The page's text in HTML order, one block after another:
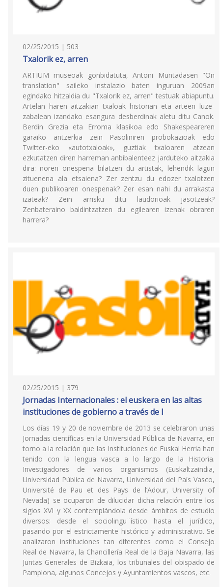
02/25/2015 | 503
Txalorik ez, arren
ARTIUM museoak gonbidatuta, Antoni Muntadasen "On
translation" saileko instalazio baten inguruan 2009an
egindako hitzaldia du "Txalorik ez, arren" testuak abiapuntu.
Artelan haren aitzakian txaloak historian eta arteen luze-
zabalean izandako esangura desberdinak aletu ditu Canok.
Berdin Grezia eta Erroma klasikoa edo Shakespeareren
garaiko antzerkia zein Pasoliniren probokazioak edo
Twitter-eko «autotxaloak», guztiak txaloaren atzean
ezkutatzen diren harreman anbibalenteez jarduteko aitzakia
dira: noren onespena bilatzen du artistak, lehendik lagun
zituenena ala etsaiena? Zer zentzu du edozer txalotzen
duen publikoaren onespenak? Zer esan nahi du arrakasta
izateak? Zein arrisku ditu laudorioak jasotzeak?
Zenbateraino baldintzatzen du egilearen izenak obraren
harrera?
02/25/2015 | 379
Jornadas Internacionales : el euskera en las altas
instituciones de gobierno a través de l
Los días 19 y 20 de noviembre de 2013 se celebraron unas
Jornadas científicas en la Universidad Pública de Navarra, en
torno a la relación que las Instituciones de Euskal Herria han
tenido con la lengua vasca a lo largo de la Historia.
Investigadores de varios organismos (Euskaltzaindia,
Universidad Pública de Navarra, Universidad del País Vasco,
Université de Pau et des Pays de l’Adour, University of
Nevada) se ocuparon de dilucidar dicha relación entre los
siglos XVI y XX contemplándola desde ámbitos de estudio
diversos: desde el sociolingu¨ístico hasta el jurídico,
pasando por el estrictamente histórico y administrativo. Se
analizaron instituciones tan diferentes como el Consejo
Real de Navarra, la Chancillería Real de la Baja Navarra, las
Juntas Generales de Bizkaia, los tribunales del obispado de
Pamplona, algunos Concejos y Ayuntamientos vascos, etc.